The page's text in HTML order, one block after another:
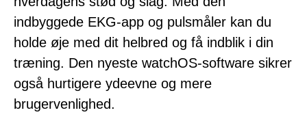
indbyggede EKG-app og pulsmåler kan du
holde øje med dit helbred og få indblik i din
træning. Den nyeste watchOS-software sikrer
også hurtigere ydeevne og mere
brugervenlighed.